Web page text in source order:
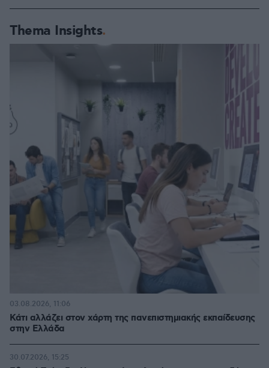
Thema Insights
Κάτι αλλάζει στον χάρτη της πανεπιστημιακής εκπαίδευσης
στην Ελλάδα
03.08.2026, 11:06
30.07.2026, 15:25